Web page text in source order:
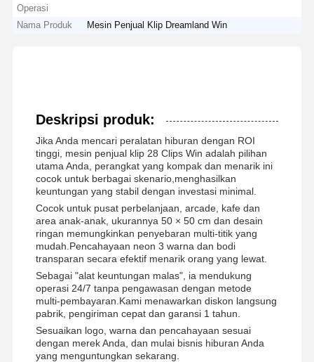
Operasi
Nama Produk Mesin Penjual Klip Dreamland Win
Deskripsi produk:
Jika Anda mencari peralatan hiburan dengan ROI
tinggi, mesin penjual klip 28 Clips Win adalah pilihan
utama Anda, perangkat yang kompak dan menarik ini
cocok untuk berbagai skenario,menghasilkan
keuntungan yang stabil dengan investasi minimal.
Cocok untuk pusat perbelanjaan, arcade, kafe dan
area anak-anak, ukurannya 50 × 50 cm dan desain
ringan memungkinkan penyebaran multi-titik yang
mudah.Pencahayaan neon 3 warna dan bodi
transparan secara efektif menarik orang yang lewat.
Sebagai "alat keuntungan malas", ia mendukung
operasi 24/7 tanpa pengawasan dengan metode
multi-pembayaran.Kami menawarkan diskon langsung
pabrik, pengiriman cepat dan garansi 1 tahun.
Sesuaikan logo, warna dan pencahayaan sesuai
dengan merek Anda, dan mulai bisnis hiburan Anda
yang menguntungkan sekarang.